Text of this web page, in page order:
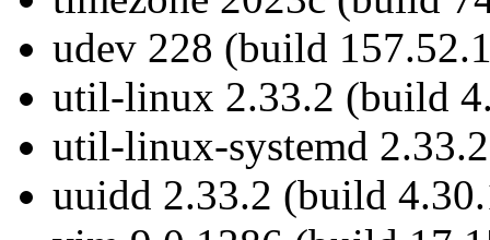
udev 228 (build
util-linux 2.33.2 (build
util-linux-systemd
uuidd 2.33.2 (build